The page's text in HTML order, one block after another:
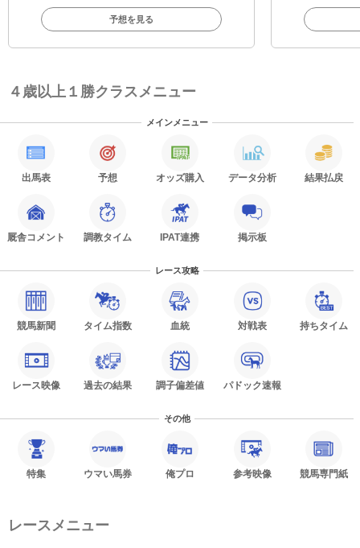
予想を見る
４歳以上１勝クラスメニュー
メインメニュー
出馬表 予想 オッズ購入 データ分析 結果払戻
厩舎コメント 調教タイム IPAT連携 掲示板
レース攻略
競馬新聞 タイム指数 血統 対戦表 持ちタイム
レース映像 過去の結果 調子偏差値 パドック速報
その他
特集 ウマい馬券 俺プロ 参考映像 競馬専門紙
レースメニュー